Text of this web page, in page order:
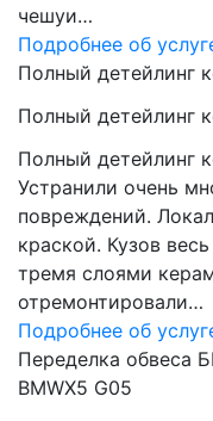
чешуи…
Подробнее об
Полный детейлинг
Полный детейлинг
Полный детейлинг
Устранили очень
повреждений.
краской. Кузов
тремя слоями
отремонтировали…
Подробнее об
Переделка обвеса
BMWX5 G05